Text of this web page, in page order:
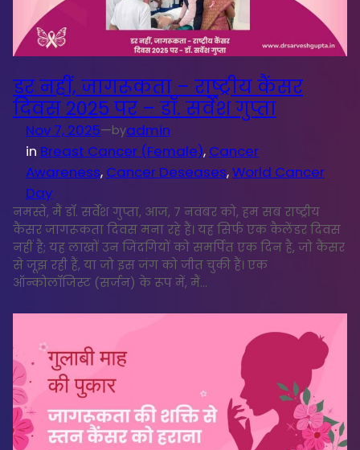
डर नहीं, जागरूकता – राष्ट्रीय कैंसर
दिवस 2025 पर – डॉ. सर्वेश गुप्ता
Nov 7, 2025—byadmin
in Breast Cancer (Female), Cancer
Awareness, Cancer Deseases, World Cancer
Day
नमस्ते, मैं डॉ. सर्वेश गुप्ता, आज, 7 नवंबर को, हम सब राष्ट्रीय
कैंसर जागरूकता दिवस मना रहे हैं। यह सिर्फ एक कैलेंडर दिवस
नहीं है; यह लाखों उन जिंदगियों को समर्पित एक दिन है, जो कैंसर
से जूझ रही हैं, या जो इस जंग को जीत चुकी हैं। एक
ऑन्कोलॉजिस्ट (सर्जन) के रूप में, मैं…